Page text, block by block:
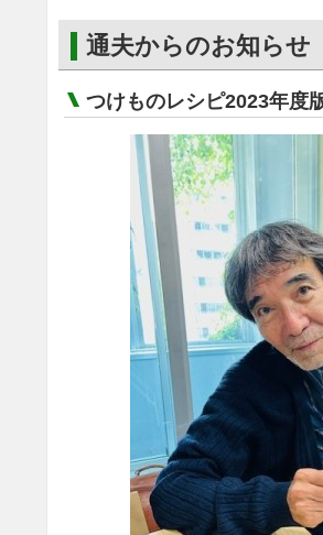
通夫からのお知らせ
つけものレシピ2023年